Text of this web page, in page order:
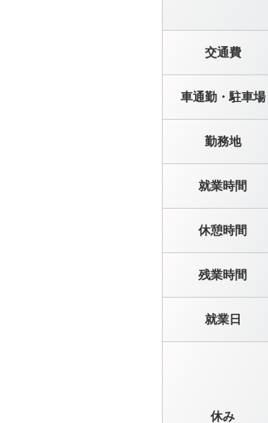
交通費
車通勤・駐車場
勤務地
就業時間
休憩時間
残業時間
就業日
休み